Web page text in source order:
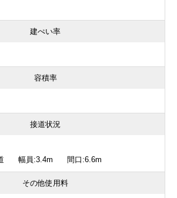
建ぺい率
容積率
接道状況
幅員:3.4m 間口:6.6m
その他使用料